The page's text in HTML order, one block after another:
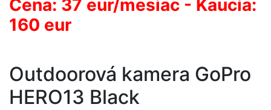
Cena: 37 eur/mesiac - Kaucia:
160 eur
Outdoorová kamera GoPro
HERO13 Black